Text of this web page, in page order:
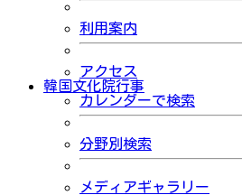
利用案内
アクセス
韓国文化院行事
カレンダーで検索
分野別検索
メディアギャラリー